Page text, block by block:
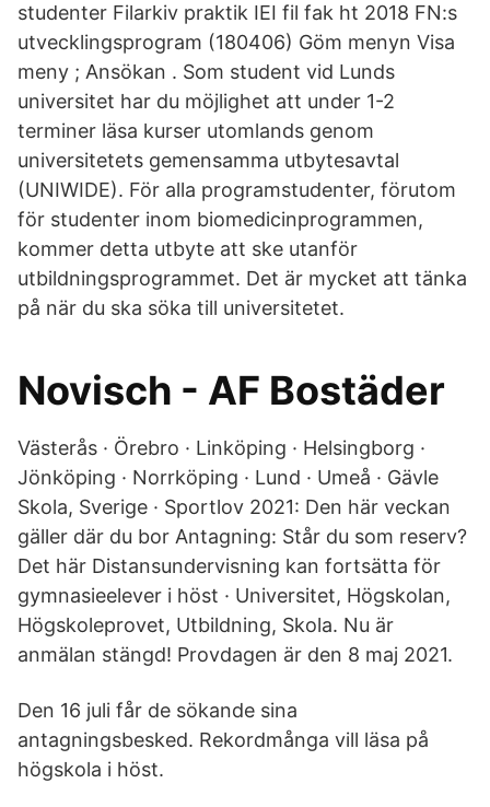
studenter Filarkiv praktik IEI fil fak ht 2018 FN:s
utvecklingsprogram (180406) Göm menyn Visa
meny ; Ansökan . Som student vid Lunds
universitet har du möjlighet att under 1-2
terminer läsa kurser utomlands genom
universitetets gemensamma utbytesavtal
(UNIWIDE). För alla programstudenter, förutom
för studenter inom biomedicinprogrammen,
kommer detta utbyte att ske utanför
utbildningsprogrammet. Det är mycket att tänka
på när du ska söka till universitetet.
Novisch - AF Bostäder
Västerås · Örebro · Linköping · Helsingborg ·
Jönköping · Norrköping · Lund · Umeå · Gävle
Skola, Sverige · Sportlov 2021: Den här veckan
gäller där du bor Antagning: Står du som reserv?
Det här Distansundervisning kan fortsätta för
gymnasieelever i höst · Universitet, Högskolan,
Högskoleprovet, Utbildning, Skola. Nu är
anmälan stängd! Provdagen är den 8 maj 2021.
Den 16 juli får de sökande sina
antagningsbesked. Rekordmånga vill läsa på
högskola i höst.